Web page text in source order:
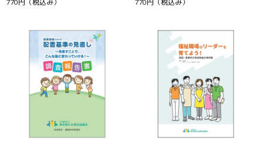
770円 （税込み） 770円 （税込み）